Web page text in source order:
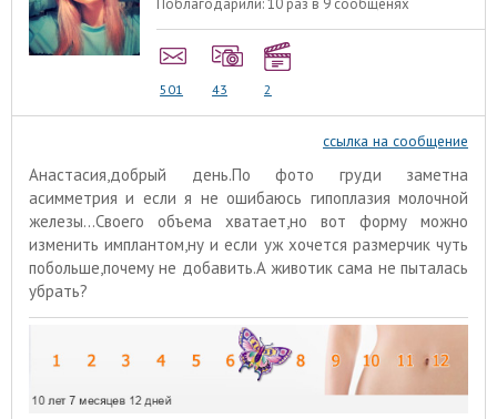
Поблагодарили:10 раз в 9 сообщенях
501 43 2
ссылка на сообщение
Анастасия,добрый день.По фото груди заметна
асимметрия и если я не ошибаюсь гипоплазия молочной
железы...Своего объема хватает,но вот форму можно
изменить имплантом,ну и если уж хочется размерчик чуть
побольше,почему не добавить.А животик сама не пыталась
убрать?